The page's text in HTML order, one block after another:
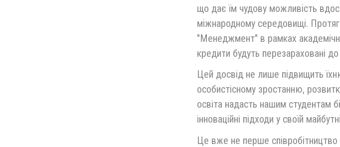
що дає їм чудову можливість
міжнародному середовищі.
"Менеджмент" в рамках
кредити будуть перезараховані
Цей досвід не лише підвищить
особистісному зростанню,
освіта надасть нашим студентам
інноваційні підходи у своїй
Це вже не перше